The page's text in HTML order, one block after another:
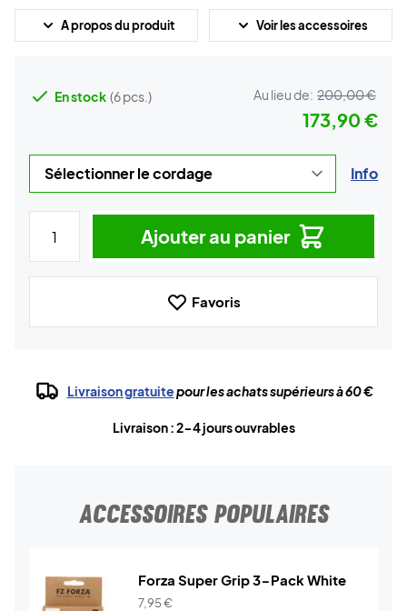
A propos du produit Voir les accessoires
En stock (6 pcs.) Au lieu de: 200,00 €
173,90 €
Info
Ajouter au panier
Favoris
Livraison gratuitepour les achats supérieurs à 60 €
Livraison : 2-4 jours ouvrables
ACCESSOIRES POPULAIRES
Forza Super Grip 3-Pack White
7,95€